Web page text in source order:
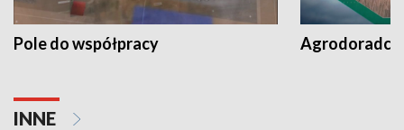
Pole do współpracy Agrodoradcy
INNE